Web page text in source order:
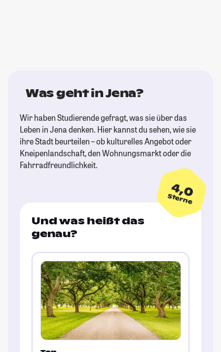
Was geht in Jena?
Wir haben Studierende gefragt, was sie über das
Leben in Jena denken. Hier kannst du sehen, wie sie
ihre Stadt beurteilen – ob kulturelles Angebot oder
Kneipenlandschaft, den Wohnungsmarkt oder die
Fahrradfreundlichkeit.
4,0
Sterne
Und was heißt das
genau?